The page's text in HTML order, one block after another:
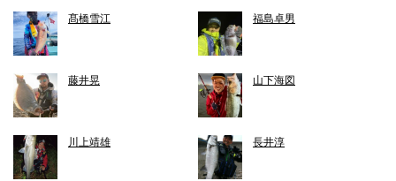
髙橋雪江 福島卓男
藤井晃 山下海図
川上靖雄 長井淳